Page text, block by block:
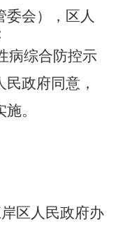
委会），区人
病综合防控示
政府同意，
。
区人民政府办